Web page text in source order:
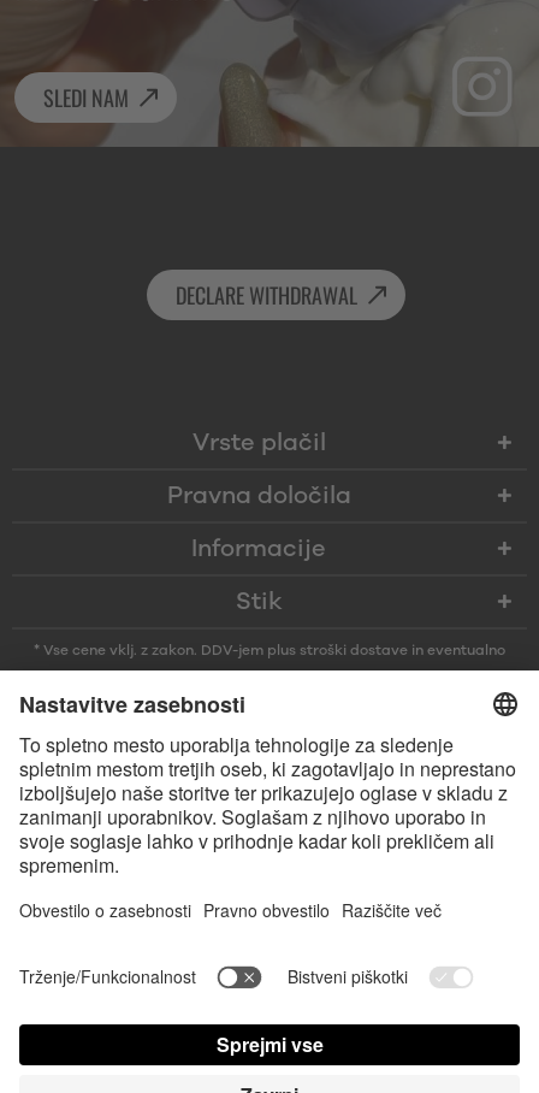
SLEDI NAM
DECLARE WITHDRAWAL
Vrste plačil
Pravna določila
Informacije
Stik
* Vse cene vklj. z zakon. DDV-jem plus stroški dostave in eventualno
* Besedna znamka in logotipi Bluetooth® so zaščitene blagovne znamke v
lasti družbe Bluetooth SIG, Inc., ki je podjetju Satisfyer GmbH podelila
licenco za njihovo uporabo.
Apple, logotip Apple in Apple Watch so blagovne znamke družbe Apple
Inc. Google Play in logotip Google Play sta blagovni znamki družbe
Google LLC.